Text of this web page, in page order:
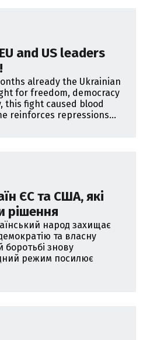
and US leaders
already the Ukrainian
for freedom, democracy
this fight caused blood
reinforces repressions...
ЄС та США, які
рішення
народ захищає
та власну
боротьбі знову
режим посилює